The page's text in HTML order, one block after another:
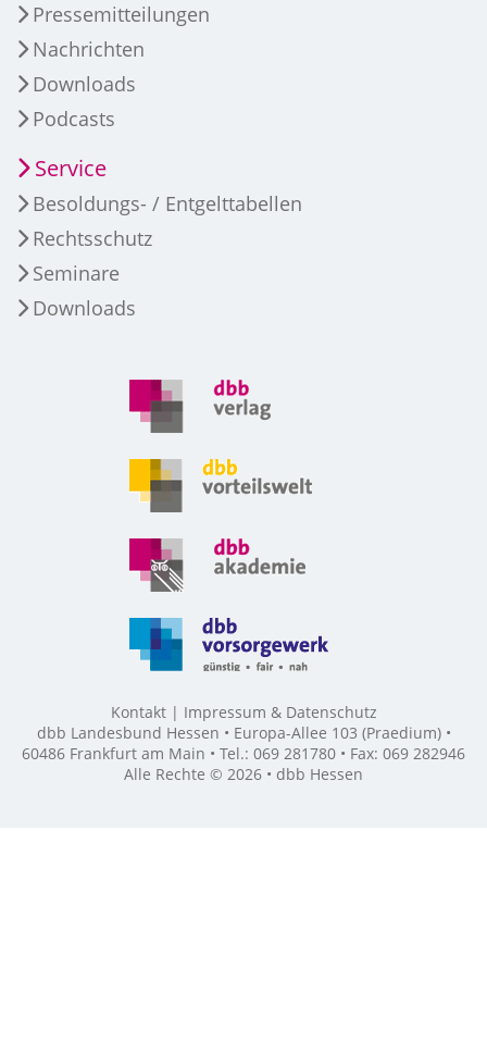
Pressemitteilungen
Nachrichten
Downloads
Podcasts
Service
Besoldungs- / Entgelttabellen
Rechtsschutz
Seminare
Downloads
Kontakt
Impressum & Datenschutz
dbb Landesbund Hessen • Europa-Allee 103 (Praedium) •
60486 Frankfurt am Main • Tel.: 069 281780 • Fax: 069 282946
Alle Rechte © 2026 • dbb Hessen